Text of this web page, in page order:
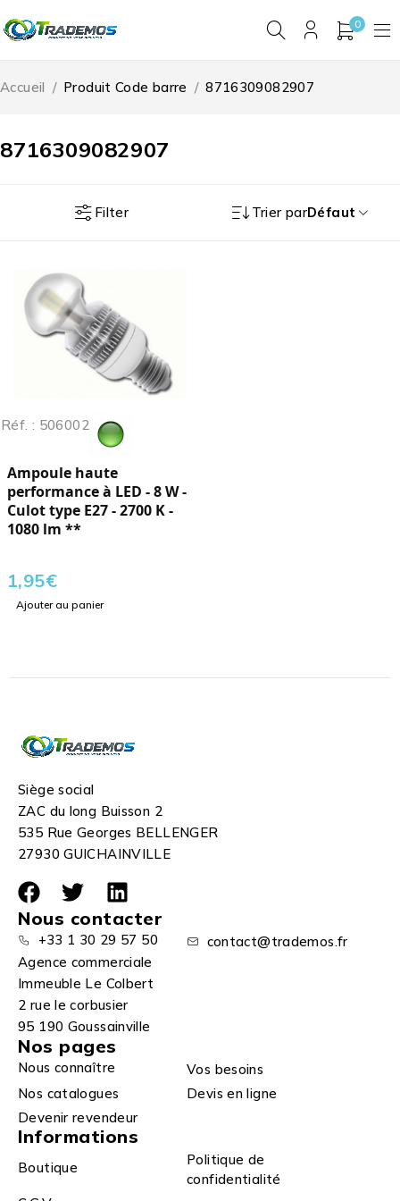
0
8716309082907
Accueil / Produit Code barre / 8716309082907
Filter Trier parDéfaut
Réf. : 506002
Ampoule haute
performance à LED - 8 W -
Culot type E27 - 2700 K -
1080 lm **
1,95€
Ajouter au panier
Siège social
ZAC du long Buisson 2
535 Rue Georges BELLENGER
27930 GUICHAINVILLE
Nous contacter
+33 1 30 29 57 50
contact@trademos.fr
Agence commerciale
Immeuble Le Colbert
2 rue le corbusier
95 190 Goussainville
Nos pages
Nous connaître
Vos besoins
Nos catalogues
Devis en ligne
Devenir revendeur
Informations
Boutique
Politique de
confidentialité